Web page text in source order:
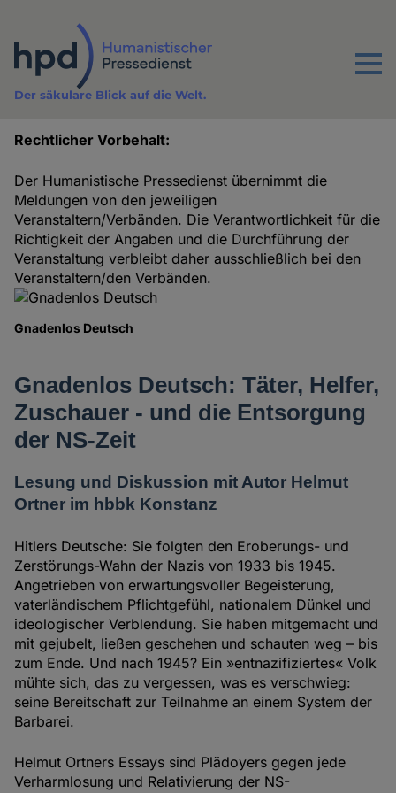
Inhalt
Menu
Der säkulare Blick auf die Welt.
Rechtlicher Vorbehalt:
Der Humanistische Pressedienst übernimmt die
Meldungen von den jeweiligen
Veranstaltern/Verbänden. Die Verantwortlichkeit für die
Richtigkeit der Angaben und die Durchführung der
Veranstaltung verbleibt daher ausschließlich bei den
Veranstaltern/den Verbänden.
Gnadenlos Deutsch
Gnadenlos Deutsch: Täter, Helfer,
Zuschauer - und die Entsorgung
der NS-Zeit
Lesung und Diskussion mit Autor Helmut
Ortner im hbbk Konstanz
Hitlers Deutsche: Sie folgten den Eroberungs- und
Zerstörungs-Wahn der Nazis von 1933 bis 1945.
Angetrieben von erwartungsvoller Begeisterung,
vaterländischem Pflichtgefühl, nationalem Dünkel und
ideologischer Verblendung. Sie haben mitgemacht und
mit gejubelt, ließen geschehen und schauten weg – bis
zum Ende. Und nach 1945? Ein »entnazifiziertes« Volk
mühte sich, das zu vergessen, was es verschwieg:
seine Bereitschaft zur Teilnahme an einem System der
Barbarei.
Helmut Ortners Essays sind Plädoyers gegen jede
Verharmlosung und Relativierung der NS-